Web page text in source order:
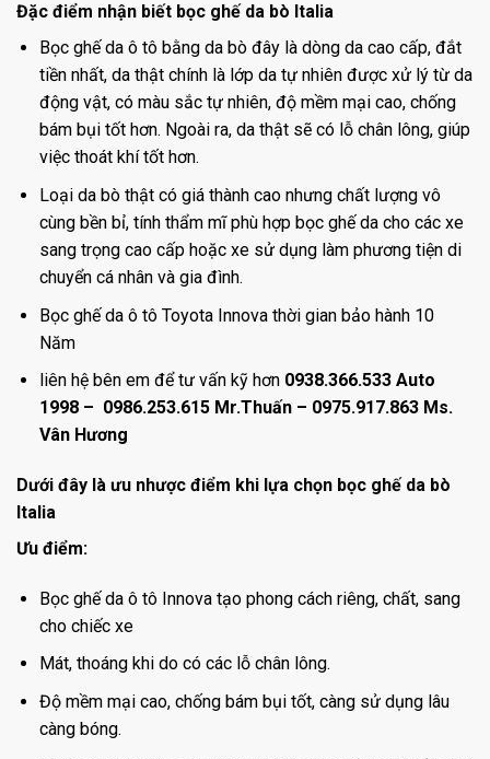
Đặc điểm nhận biết bọc ghế da bò Italia
Bọc ghế da ô tô bằng da bò đây là dòng da cao cấp, đắt
tiền nhất, da thật chính là lớp da tự nhiên được xử lý từ da
động vật, có màu sắc tự nhiên, độ mềm mại cao, chống
bám bụi tốt hơn. Ngoài ra, da thật sẽ có lỗ chân lông, giúp
việc thoát khí tốt hơn.
Loại da bò thật có giá thành cao nhưng chất lượng vô
cùng bền bỉ, tính thẩm mĩ phù hợp bọc ghế da cho các xe
sang trọng cao cấp hoặc xe sử dụng làm phương tiện di
chuyển cá nhân và gia đình.
Bọc ghế da ô tô Toyota Innova thời gian bảo hành 10
Năm
liên hệ bên em để tư vấn kỹ hơn0938.366.533 Auto
1998 – 0986.253.615 Mr.Thuấn – 0975.917.863 Ms.
Vân Hương
Dưới đây là ưu nhược điểm khi lựa chọn bọc ghế da bò
Italia
Ưu điểm:
Bọc ghế da ô tô Innova tạo phong cách riêng, chất, sang
cho chiếc xe
Mát, thoáng khi do có các lỗ chân lông.
Độ mềm mại cao, chống bám bụi tốt, càng sử dụng lâu
càng bóng.